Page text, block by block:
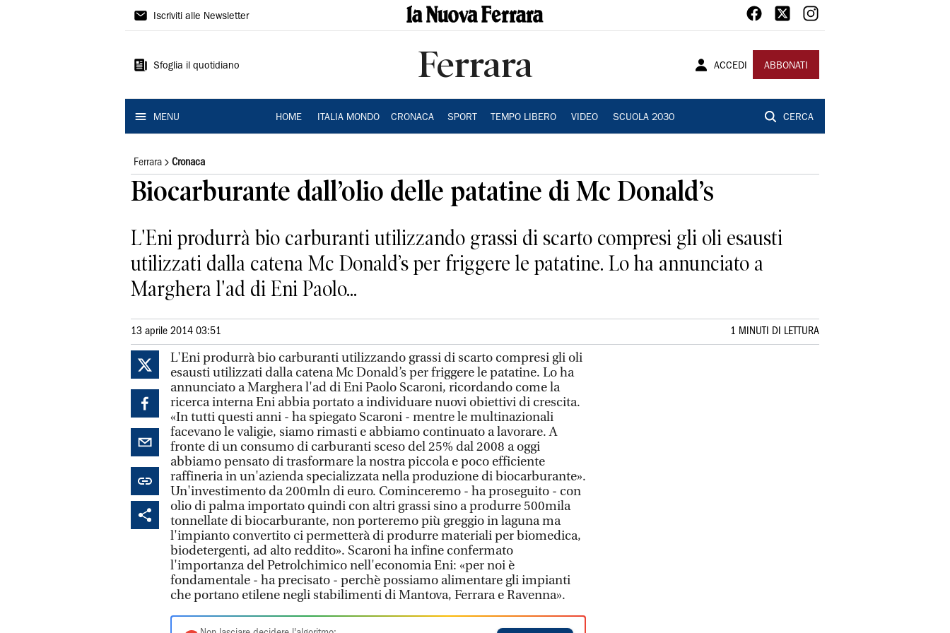
La
Ferrara
Iscriviti alle Newsletter
Sfoglia il quotidiano Ferrara ACCEDI ABBONATI
MENU HOME ITALIA MONDO CRONACA SPORT TEMPO LIBERO VIDEO SCUOLA 2030 CERCA
Ferrara Cronaca
Biocarburante dall’olio delle patatine di Mc Donald’s
L'Eni produrrà bio carburanti utilizzando grassi di scarto compresi gli oli esausti
utilizzati dalla catena Mc Donald’s per friggere le patatine. Lo ha annunciato a
Marghera l'ad di Eni Paolo...
13 aprile 2014 03:51 1 MINUTI DI LETTURA
L'Eni produrrà bio carburanti utilizzando grassi di scarto compresi gli oli
esausti utilizzati dalla catena Mc Donald’s per friggere le patatine. Lo ha
annunciato a Marghera l'ad di Eni Paolo Scaroni, ricordando come la
ricerca interna Eni abbia portato a individuare nuovi obiettivi di crescita.
«In tutti questi anni - ha spiegato Scaroni - mentre le multinazionali
facevano le valigie, siamo rimasti e abbiamo continuato a lavorare. A
fronte di un consumo di carburanti sceso del 25% dal 2008 a oggi
abbiamo pensato di trasformare la nostra piccola e poco efficiente
raffineria in un'azienda specializzata nella produzione di biocarburante».
Un'investimento da 200mln di euro. Cominceremo - ha proseguito - con
olio di palma importato quindi con altri grassi sino a produrre 500mila
tonnellate di biocarburante, non porteremo più greggio in laguna ma
l'impianto convertito ci permetterà di produrre materiali per biomedica,
biodetergenti, ad alto reddito». Scaroni ha infine confermato
l'importanza del Petrolchimico nell'economia Eni: «per noi è
fondamentale - ha precisato - perchè possiamo alimentare gli impianti
che portano etilene negli stabilimenti di Mantova, Ferrara e Ravenna».